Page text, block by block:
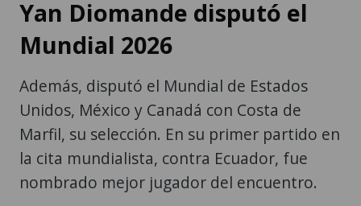
Yan Diomande disputó el
Mundial 2026
Además, disputó el Mundial de Estados
Unidos, México y Canadá con Costa de
Marfil, su selección. En su primer partido en
la cita mundialista, contra Ecuador, fue
nombrado mejor jugador del encuentro.